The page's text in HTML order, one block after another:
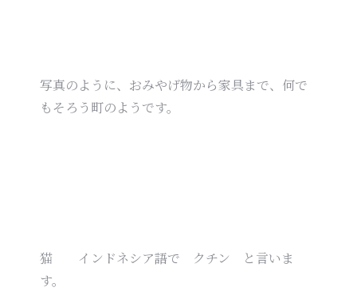
写真のように、おみやげ物から家具まで、何で
もそろう町のようです。
猫 インドネシア語で クチン と言いま
す。